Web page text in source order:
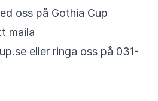
oss på Gothia Cup
maila
eller ringa oss på 031-